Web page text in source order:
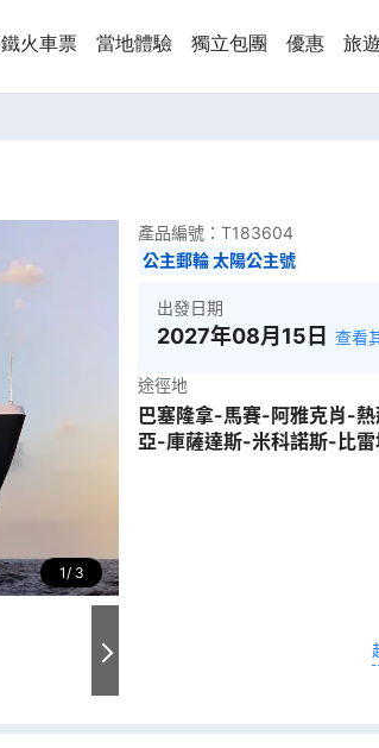
火車票 當地體驗 獨立包團 優惠 旅
1 3
產品編號： T183604
公主郵輪 太陽公主號
出發日期
2027年08月15日 查看
途徑地
巴塞隆拿-馬賽-阿雅克肖-
亞-庫薩達斯-米科諾斯-比雷